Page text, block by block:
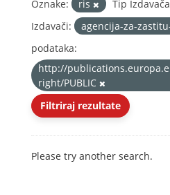
Oznake: ris Tip
Izdavači:
agencija-za-
podataka:
http://
right/PUBLIC
Filtriraj rezultate
Please try another search.